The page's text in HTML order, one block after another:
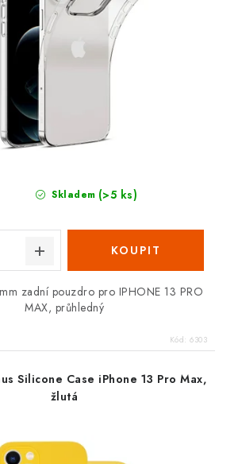
Skladem (>5 ks)
zadní pouzdro pro IPHONE 13 PRO
MAX, průhledný
Kód: 6303
Silicone Case iPhone 13 Pro Max,
žlutá